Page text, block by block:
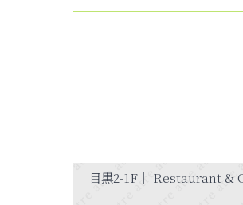
目黒2-1F｜ Restaurant &